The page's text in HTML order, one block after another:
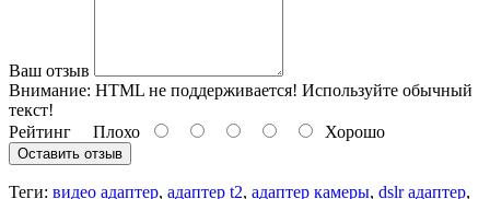
Ваш отзыв
Внимание: HTML не поддерживается! Используйте обычный
текст!
Рейтинг Плохо Хорошо
Оставить отзыв
Теги: видео адаптер, адаптер t2, адаптер камеры, dslr адаптер,